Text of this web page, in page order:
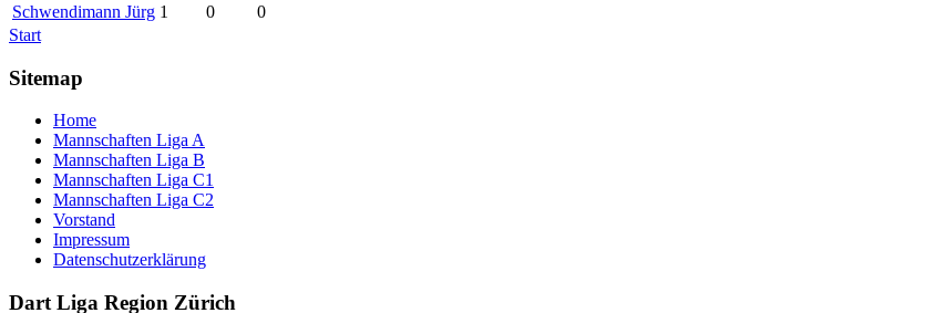
Schwendimann Jürg 1 0
0
Start
Sitemap
Home
Mannschaften Liga A
Mannschaften Liga B
Mannschaften Liga C1
Mannschaften Liga C2
Vorstand
Impressum
Datenschutzerklärung
Dart Liga Region Zürich